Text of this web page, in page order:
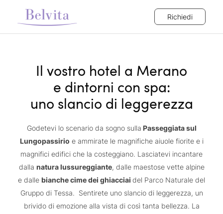
Richiedi
Il vostro hotel a Merano
e dintorni con spa:
uno slancio di leggerezza
Godetevi lo scenario da sogno sulla Passeggiata sul
Lungopassirio e ammirate le magnifiche aiuole fiorite e i
magnifici edifici che la costeggiano. Lasciatevi incantare
dalla natura lussureggiante, dalle maestose vette alpine
e dalle bianche cime dei ghiacciai del Parco Naturale del
Gruppo di Tessa. Sentirete uno slancio di leggerezza, un
brivido di emozione alla vista di così tanta bellezza. La